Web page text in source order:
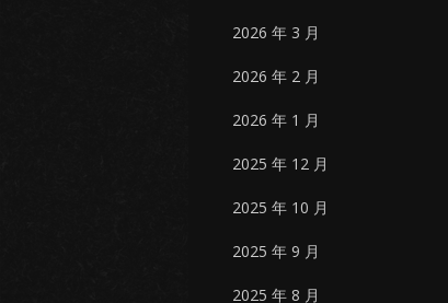
2026 年 3 月
2026 年 2 月
2026 年 1 月
2025 年 12 月
2025 年 10 月
2025 年 9 月
2025 年 8 月